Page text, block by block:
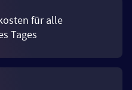
für alle
Tages